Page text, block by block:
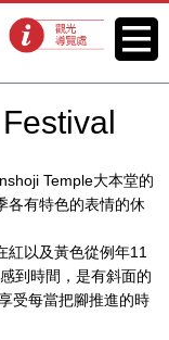
觀光導覽處 菜單
Temple大本堂的
各有特色的表情的休
紅以及黃色從例年11
到時間，是有斜面的
受每當把腳推進的時